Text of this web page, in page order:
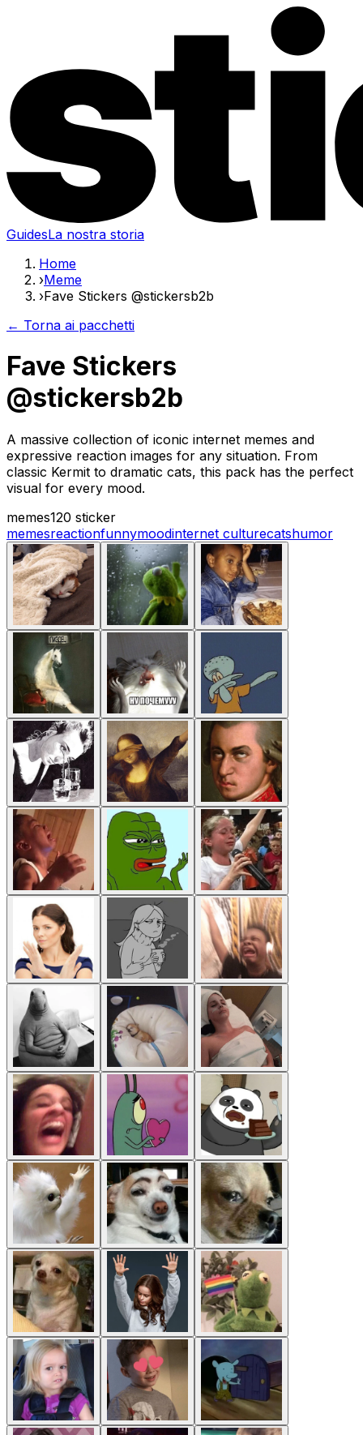
GuidesLa nostra storia
Home
›Meme
›Fave Stickers @stickersb2b
← Torna ai pacchetti
Fave Stickers
@stickersb2b
A massive collection of iconic internet memes and
expressive reaction images for any situation. From
classic Kermit to dramatic cats, this pack has the perfect
visual for every mood.
memes120 sticker
memesreactionfunnymoodinternet culturecatshumor